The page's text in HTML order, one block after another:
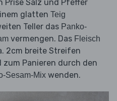
Prise Salz und Pfeffer
glatten Teig
Teller das Panko-
vermengen. Das Fleisch
2cm breite Streifen
Panieren durch den
Sesam-Mix wenden.